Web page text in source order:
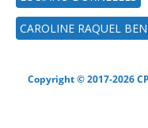
CAROLINE RAQUEL
Copyright © 2017-2026